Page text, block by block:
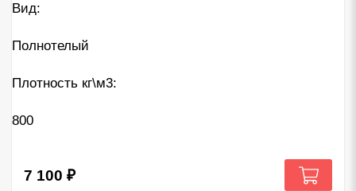
Вид:
Полнотелый
Плотность кг\м3:
800
7 100 ₽